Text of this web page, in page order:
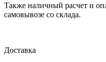
Также наличный расчет и
самовывозе со склада.
Доставка